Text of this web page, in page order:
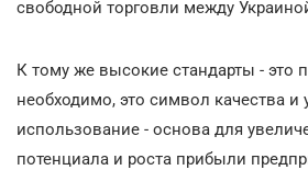
свободной торговли между
К тому же высокие стандарты - это
необходимо, это символ качества и
использование - основа для
потенциала и роста прибыли